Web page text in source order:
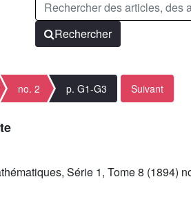
Rechercher
no. 2 p. G1-G3 Suivant
Série 1, Tome 8 (1894)